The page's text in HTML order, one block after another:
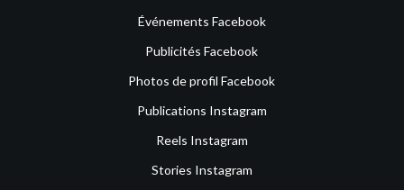
Événements Facebook
Publicités Facebook
Photos de profil Facebook
Publications Instagram
Reels Instagram
Stories Instagram